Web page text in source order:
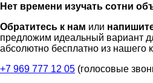
Нет времени изучать сотни
Обратитесь к нам или
предложим идеальный вариант
абсолютно бесплатно из нашего
+7 969 777 12 05 (голосовые